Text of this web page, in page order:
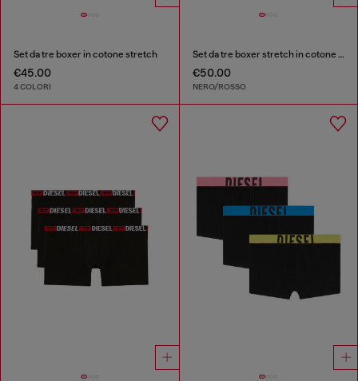
Set da tre boxer in cotone stretch
€45.00
4 COLORI
Set da tre boxer stretch in cotone con stampa floreale
€50.00
NERO/ROSSO